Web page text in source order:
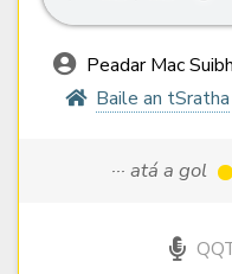
Peadar Mac
Baile an tSratha
··· atá a gol